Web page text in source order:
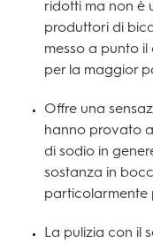
ridotti ma non è
produttori di
messo a punto
per la maggior
Offre una
hanno provato
di sodio in
sostanza in
particolarmente
La pulizia con il